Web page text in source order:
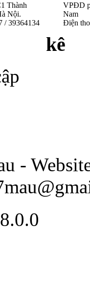
Thành
Nội .
/ 39364134
VPĐD
Nam
Điện
kê
-